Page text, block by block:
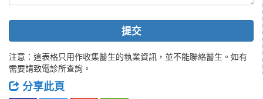
提交
注意：這表格只用作收集醫生的執業資訊，並不能聯絡醫生。如有
需要請致電診所查詢。
分享此頁